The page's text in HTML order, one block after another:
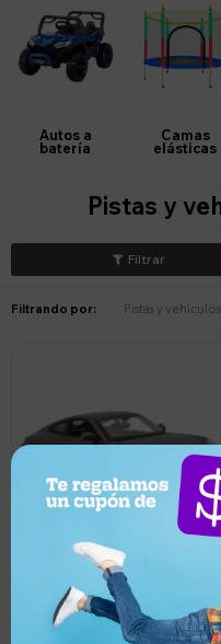
Autos a
batería
Camas
elásticas
Pistas y
Filtrando por: Pistas y vehículos
1.424
1.499 5